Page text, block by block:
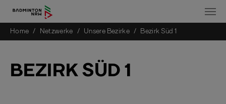
Skip to main content
You are here:
Home Netzwerke Unsere Bezirke Bezirk Süd 1
BEZIRK SÜD 1